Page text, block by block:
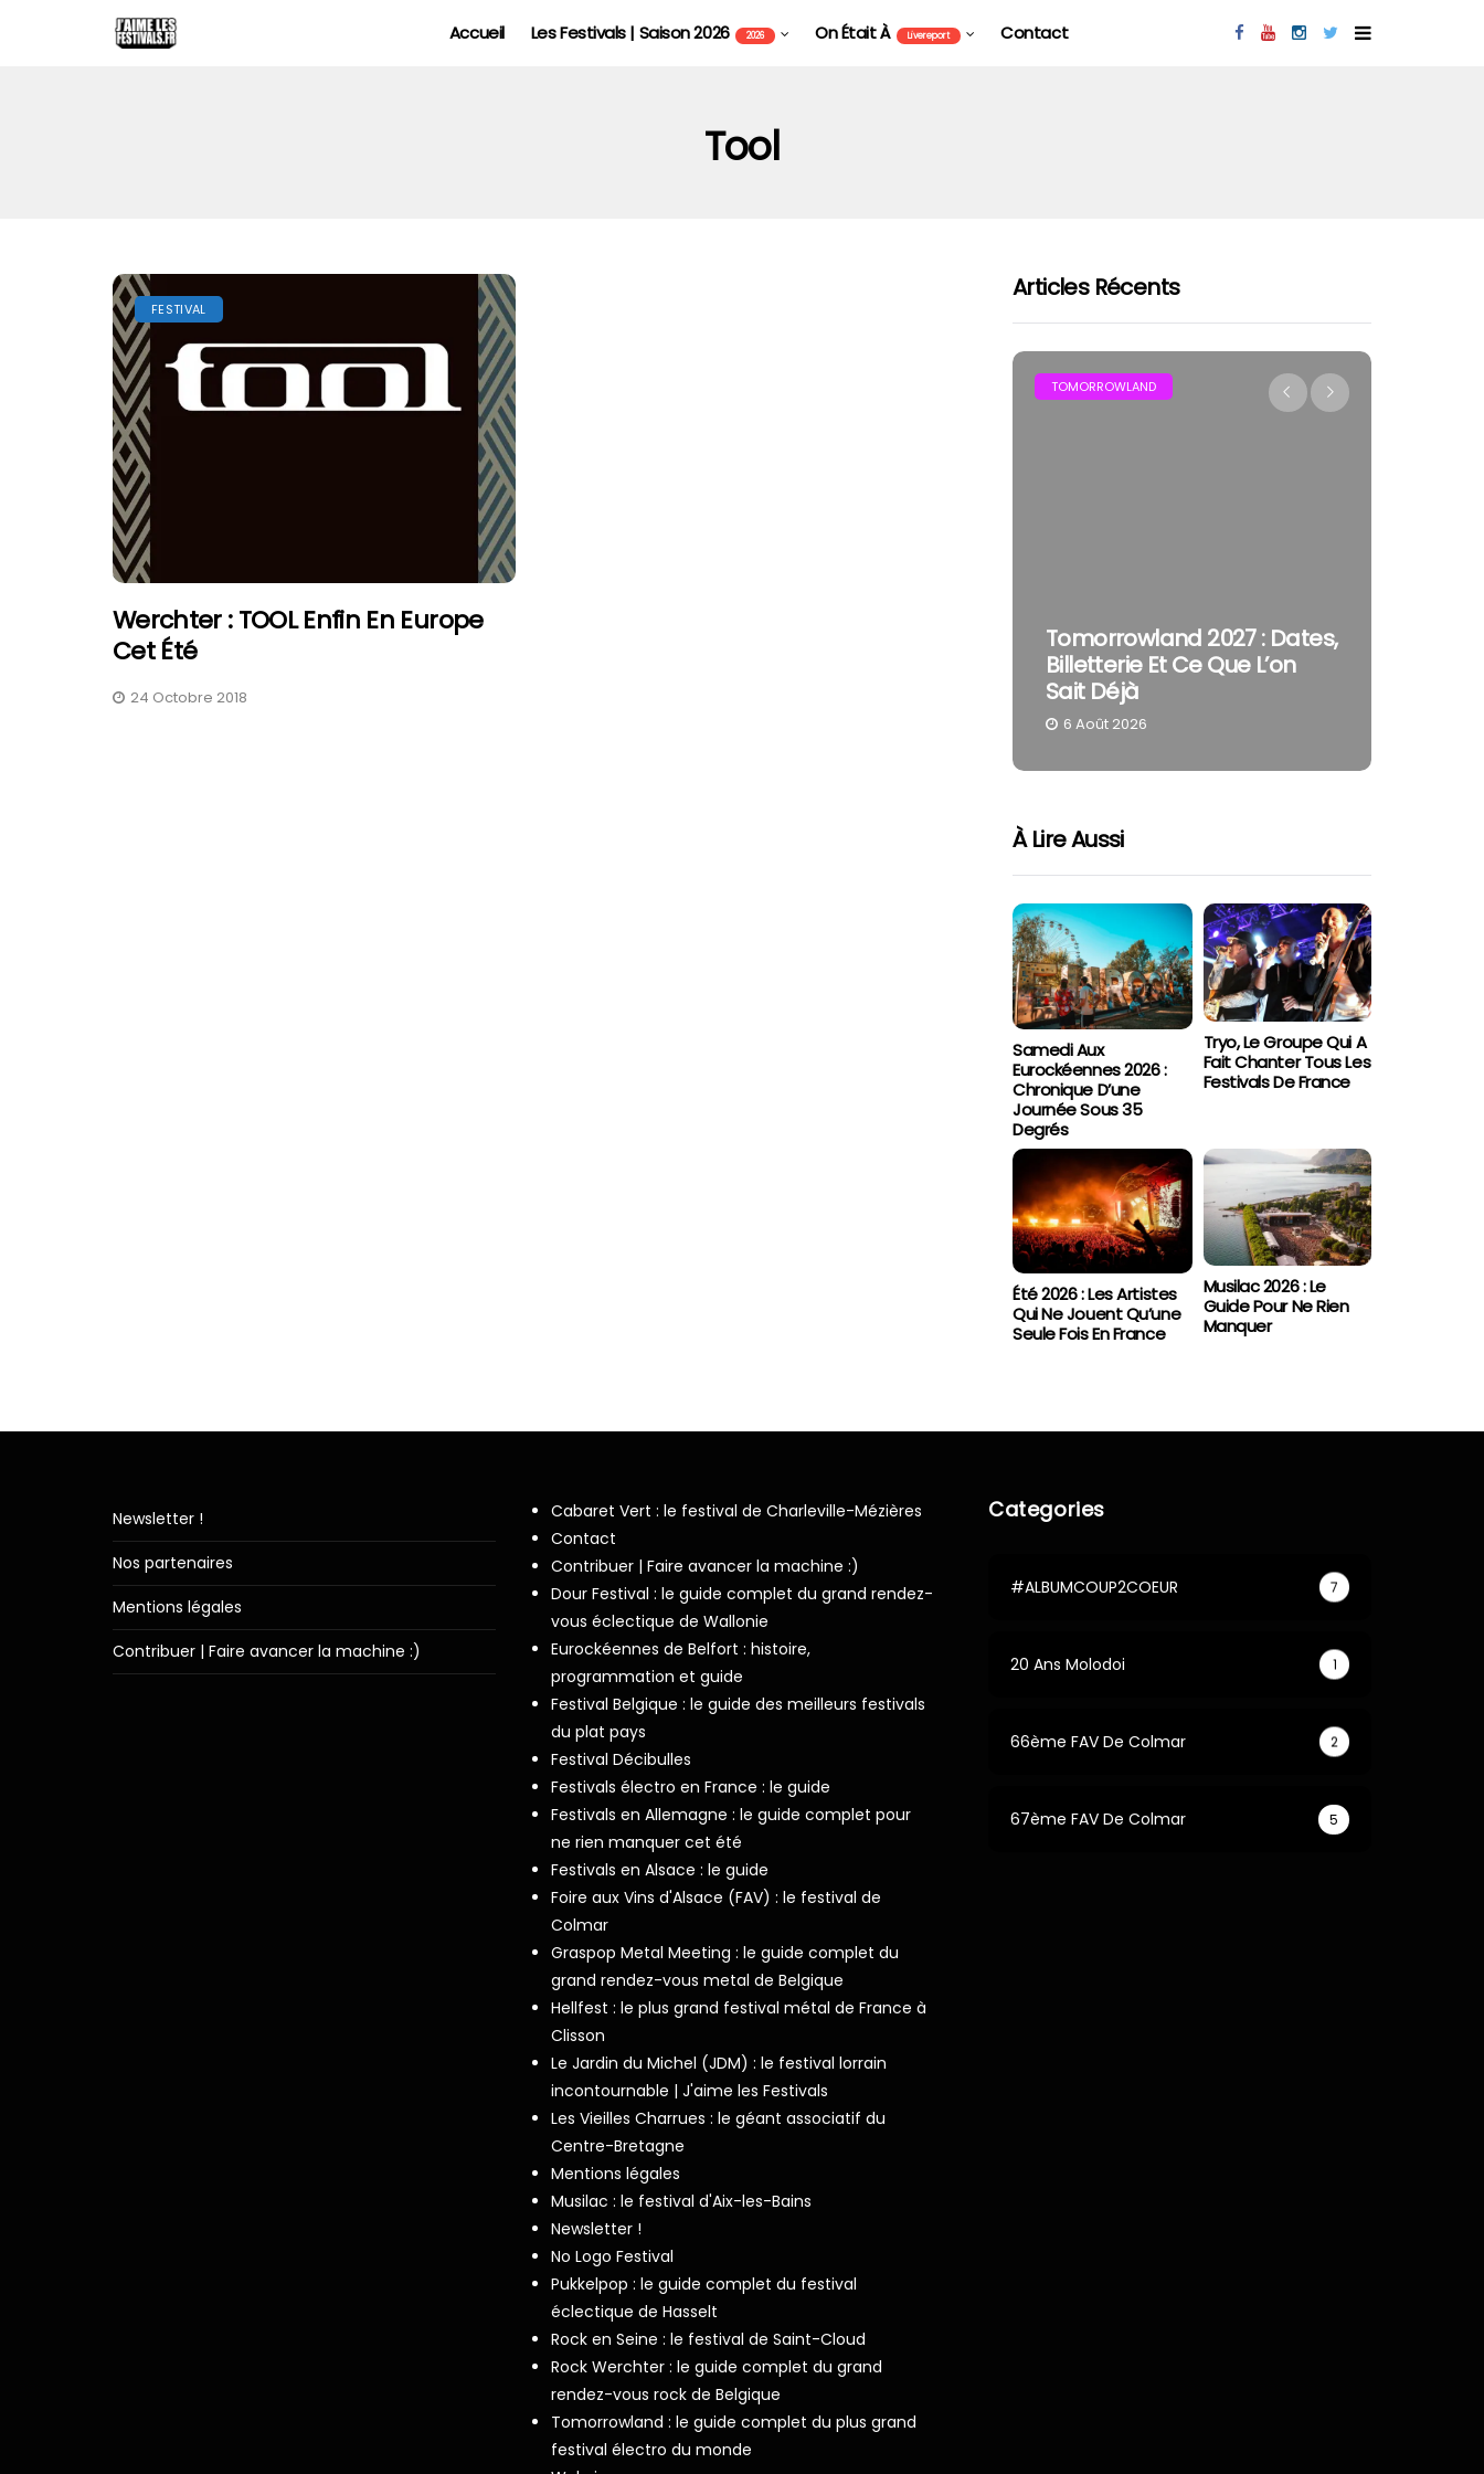
Accueil Les Festivals | Saison 2026 2026 On Était À Livereport Contact
Tool
FESTIVAL
Werchter : TOOL Enfin En Europe
Cet Été
24 Octobre 2018
Articles Récents
TOMORROWLAND
Tomorrowland 2027 : Dates,
Billetterie Et Ce Que L’on
Sait Déjà
6 Août 2026
À Lire Aussi
Samedi Aux
Eurockéennes 2026 :
Chronique D’une
Journée Sous 35
Degrés
Tryo, Le Groupe Qui A
Fait Chanter Tous Les
Festivals De France
Été 2026 : Les Artistes
Qui Ne Jouent Qu’une
Seule Fois En France
Musilac 2026 : Le
Guide Pour Ne Rien
Manquer
Newsletter !
Nos partenaires
Mentions légales
Contribuer | Faire avancer la machine :)
Cabaret Vert : le festival de Charleville-Mézières
Contact
Contribuer | Faire avancer la machine :)
Dour Festival : le guide complet du grand rendez-
vous éclectique de Wallonie
Eurockéennes de Belfort : histoire,
programmation et guide
Festival Belgique : le guide des meilleurs festivals
du plat pays
Festival Décibulles
Festivals électro en France : le guide
Festivals en Allemagne : le guide complet pour
ne rien manquer cet été
Festivals en Alsace : le guide
Foire aux Vins d'Alsace (FAV) : le festival de
Colmar
Graspop Metal Meeting : le guide complet du
grand rendez-vous metal de Belgique
Hellfest : le plus grand festival métal de France à
Clisson
Le Jardin du Michel (JDM) : le festival lorrain
incontournable | J'aime les Festivals
Les Vieilles Charrues : le géant associatif du
Centre-Bretagne
Mentions légales
Musilac : le festival d'Aix-les-Bains
Newsletter !
No Logo Festival
Pukkelpop : le guide complet du festival
éclectique de Hasselt
Rock en Seine : le festival de Saint-Cloud
Rock Werchter : le guide complet du grand
rendez-vous rock de Belgique
Tomorrowland : le guide complet du plus grand
festival électro du monde
Categories
#ALBUMCOUP2COEUR 7
20 Ans Molodoi 1
66ème FAV De Colmar 2
67ème FAV De Colmar 5